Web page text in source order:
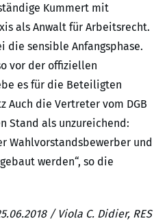
Kummert mit
als Anwalt für Arbeitsrecht.
die sensible Anfangsphase.
vor der offiziellen
es für die Beteiligten
Auch die Vertreter vom DGB
Stand als unzureichend:
Wahlvorstandsbewerber und
werden“, so die
/ Viola C. Didier, RES